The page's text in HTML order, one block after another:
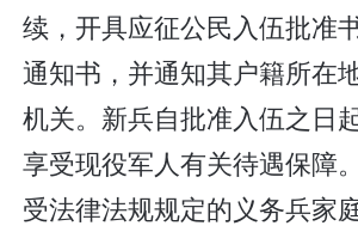
续，开具应征公民入伍批准
通知书，并通知其户籍所在
机关。新兵自批准入伍之日
享受现役军人有关待遇保障
受法律法规规定的义务兵家